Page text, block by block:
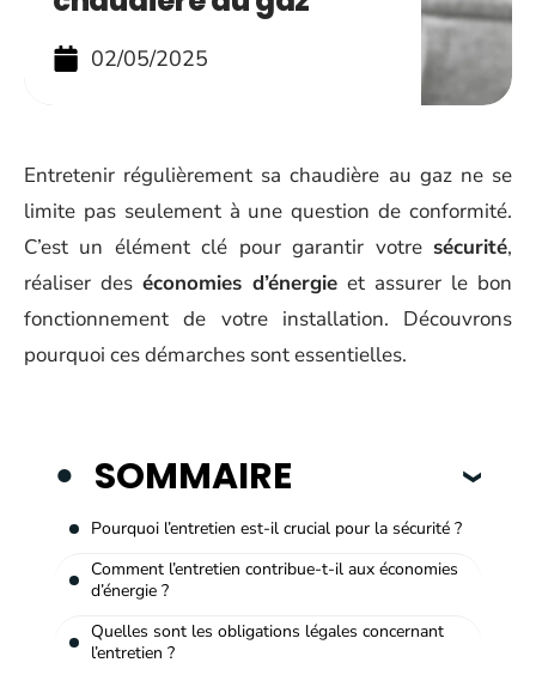
02/05/2025
Entretenir régulièrement sa chaudière au gaz ne se
limite pas seulement à une question de conformité.
C’est un élément clé pour garantir votre sécurité,
réaliser des économies d’énergie et assurer le bon
fonctionnement de votre installation. Découvrons
pourquoi ces démarches sont essentielles.
SOMMAIRE
Pourquoi l’entretien est-il crucial pour la sécurité ?
Comment l’entretien contribue-t-il aux économies
d’énergie ?
Quelles sont les obligations légales concernant
l’entretien ?